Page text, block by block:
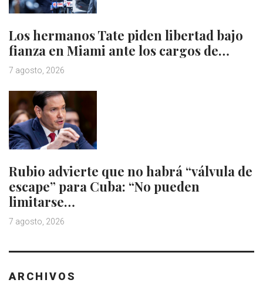
Los hermanos Tate piden libertad bajo
fianza en Miami ante los cargos de…
7 agosto, 2026
Rubio advierte que no habrá “válvula de
escape” para Cuba: “No pueden
limitarse…
7 agosto, 2026
ARCHIVOS